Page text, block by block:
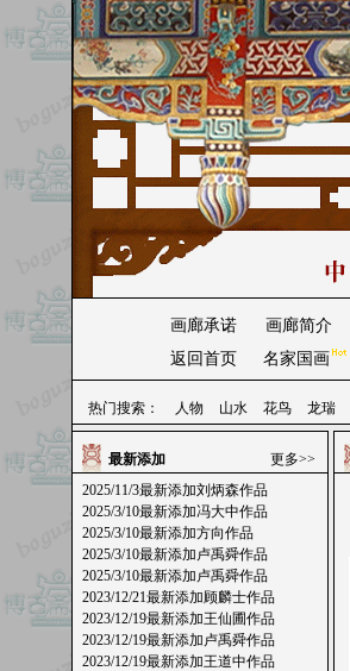
画廊承诺 画廊简介
返回首页
名家国画
热门搜索： 人物 山水 花鸟 龙瑞
最新添加
更多>>
2025/11/3最新添加刘炳森作品
2025/3/10最新添加冯大中作品
2025/3/10最新添加方向作品
2025/3/10最新添加卢禹舜作品
2025/3/10最新添加卢禹舜作品
2023/12/21最新添加顾麟士作品
2023/12/19最新添加王仙圃作品
2023/12/19最新添加卢禹舜作品
2023/12/19最新添加王道中作品